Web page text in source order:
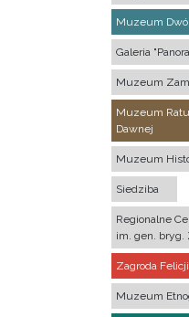
Muzeum
Galeria
Muzeum
Muzeum
Dawnej
Muzeum
Siedziba
Regionalne
im. gen. bryg.
Zagroda
Muzeum